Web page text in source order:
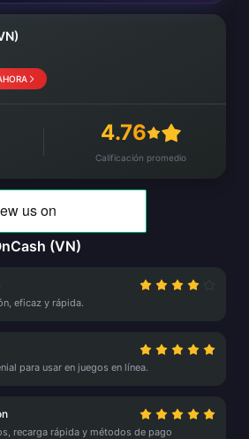
4.76
Calificación promedio
(VN)
eficaz y rápida.
para usar en juegos en línea.
recarga rápida y métodos de pago